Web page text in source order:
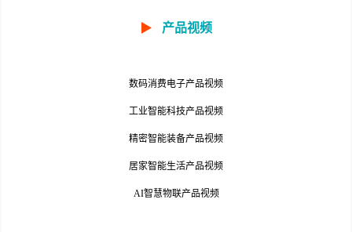
▶ 产品视频
数码消费电子产品视频
工业智能科技产品视频
精密智能装备产品视频
居家智能生活产品视频
AI智慧物联产品视频